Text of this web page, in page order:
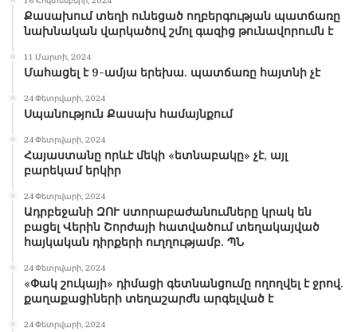
Քասախում տեղի ունեցած ողբերգության պատճառը
նախնական վարկածով շմոլ գազից թունավորումն է
11 Մարտի, 2024
Մահացել է 9-ամյա երեխա. պատճառը հայտնի չէ
24 Փետրվարի, 2024
Սպանություն Քասախ համայնքում
24 Փետրվարի, 2024
Հայաստանը որևէ մեկի «ետնաբակը» չէ, այլ
բարեկամ երկիր
24 Փետրվարի, 2024
Ադրբեջանի ԶՈՒ ստորաբաժանումները կրակ են
բացել Վերին Շորժայի հատվածում տեղակայված
հայկական դիրքերի ուղղությամբ. ՊՆ
24 Փետրվարի, 2024
«Փակ շուկայի» դիմացի գետնանցումը ողողվել է ջրով.
քաղաքացիների տեղաշարժն արգելված է
24 Փետրվարի, 2024